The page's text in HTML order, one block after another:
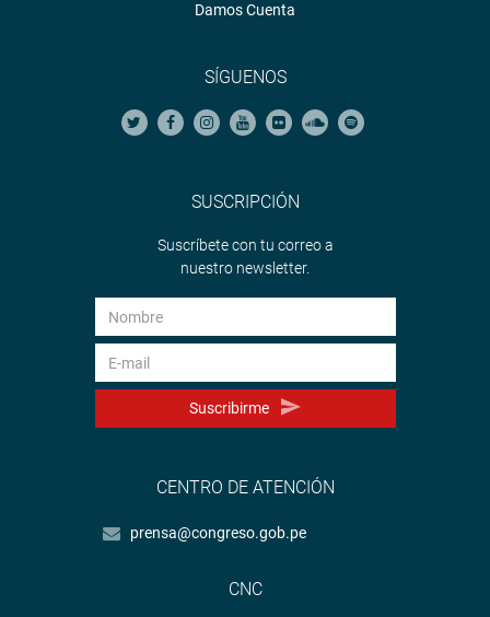
Damos Cuenta
SÍGUENOS
SUSCRIPCIÓN
Suscríbete con tu correo a
nuestro newsletter.
Suscribirme
CENTRO DE ATENCIÓN
prensa@congreso.gob.pe
CNC